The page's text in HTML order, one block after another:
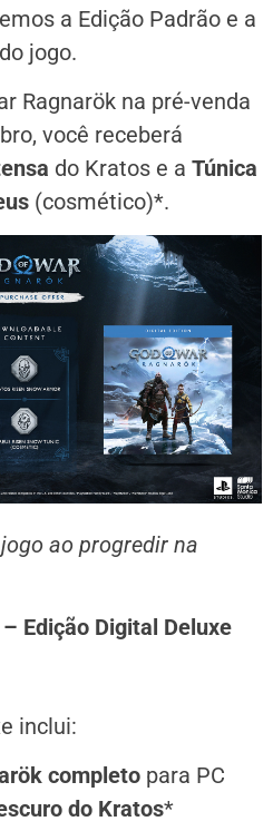
a Edição Padrão e a
jogo.
Ragnarök na pré-venda
você receberá
do Kratos e a Túnica
(cosmético)*.
ao progredir na
Edição Digital Deluxe
inclui:
completo para PC
do Kratos*